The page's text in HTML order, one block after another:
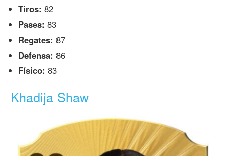
Tiros: 82
Pases: 83
Regates: 87
Defensa: 86
Físico: 83
Khadija Shaw